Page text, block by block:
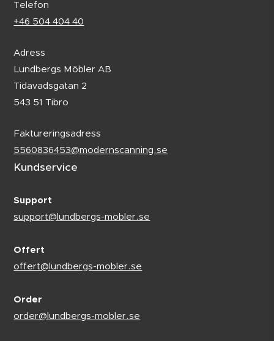
Telefon
+46 504 404 40
Adress
Lundbergs Möbler AB
Tidavadsgatan 2
543 51 Tibro
Faktureringsadress
5560836453@modernscanning.se
Kundservice
Support
support@lundbergs-mobler.se
Offert
offert@lundbergs-mobler.se
Order
order@lundbergs-mobler.se